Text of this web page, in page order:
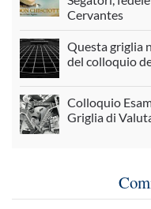
Cervantes
Questa griglia
del colloquio
Colloquio
Griglia di